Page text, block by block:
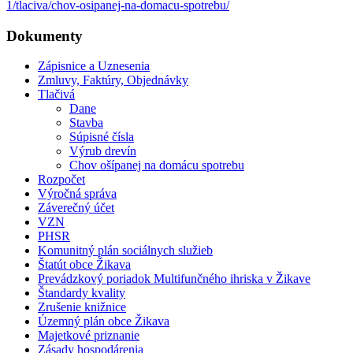
1/tlaciva/chov-osipanej-na-domacu-spotrebu/
Dokumenty
Zápisnice a Uznesenia
Zmluvy, Faktúry, Objednávky
Tlačivá
Dane
Stavba
Súpisné čísla
Výrub drevín
Chov ošípanej na domácu spotrebu
Rozpočet
Výročná správa
Záverečný účet
VZN
PHSR
Komunitný plán sociálnych služieb
Štatút obce Žikava
Prevádzkový poriadok Multifunčného ihriska v Žikave
Štandardy kvality
Zrušenie knižnice
Územný plán obce Žikava
Majetkové priznanie
Zásady hospodárenia